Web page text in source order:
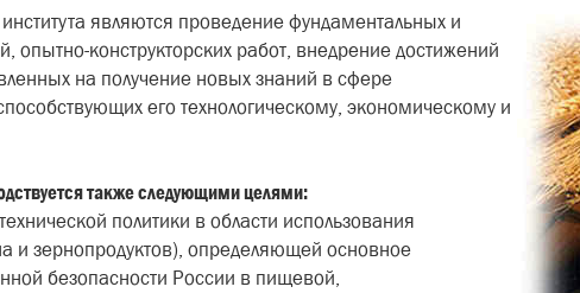
являются проведение фундаментальных и
опытно-конструкторских работ, внедрение достижений
на получение новых знаний в сфере
его технологическому, экономическому и
также следующими целями:
политики в области использования
и зернопродуктов), определяющей основное
безопасности России в пищевой,